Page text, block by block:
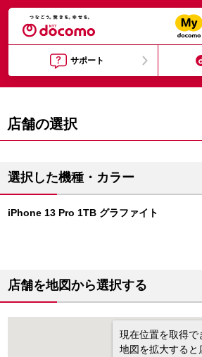
サポート
店舗の選択
選択した機種・カラー
iPhone 13 Pro 1TB グラファイト
店舗を地図から選択する
現在位置を取得で
地図を拡大すると